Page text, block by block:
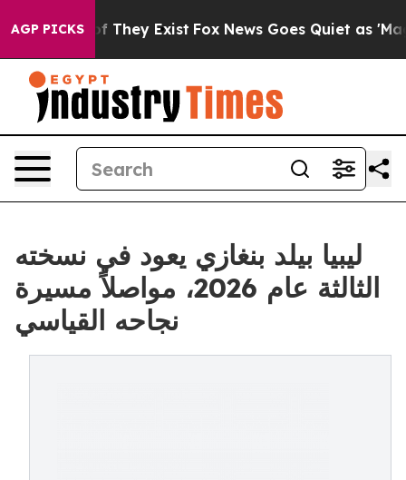
AGP PICKS
no Proof They Exist Fox News Goes Quiet as 'Maga
ليبيا بيلد بنغازي يعود في نسخته
الثالثة عام 2026، مواصلاً مسيرة
نجاحه القياسي